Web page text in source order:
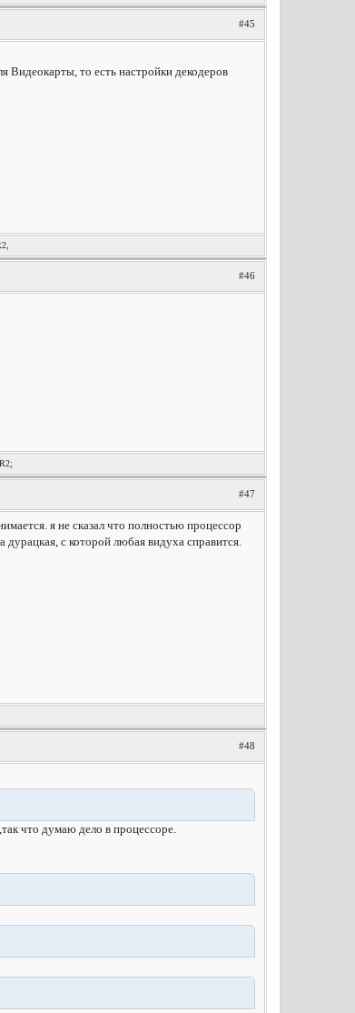
#45
то есть настройки декодеров
#46
#47
я не сказал что полностью процессор
с которой любая видуха справится.
#48
что думаю дело в процессоре.